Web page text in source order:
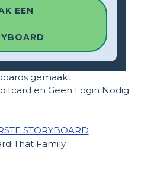
EEN
gemaakt
en Geen Login Nodig
STORYBOARD